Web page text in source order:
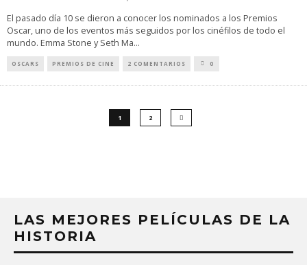
El pasado día 10 se dieron a conocer los nominados a los Premios
Oscar, uno de los eventos más seguidos por los cinéfilos de todo el
mundo. Emma Stone y Seth Ma...
OSCARS PREMIOS DE CINE 2 COMENTARIOS 0
1 2
LAS MEJORES PELÍCULAS DE LA
HISTORIA